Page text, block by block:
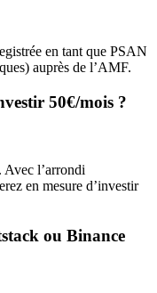
en tant que PSAN
auprès de l’AMF.
50€/mois ?
Avec l’arrondi
en mesure d’investir
ou Binance